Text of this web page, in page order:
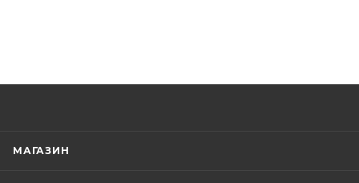
МАГАЗИН